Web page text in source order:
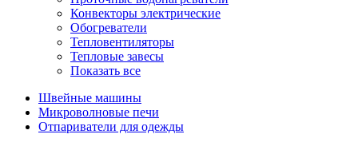
Конвекторы электрические
Обогреватели
Тепловентиляторы
Тепловые завесы
Показать все
Швейные машины
Микроволновые печи
Отпариватели для одежды